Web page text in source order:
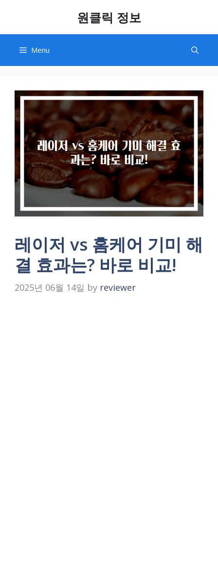
content
원클릭 정보
Menu
레이저 vs 홈케어 기미 해
결 효과는? 바로 비교!
2025년 06월 14일 by reviewer